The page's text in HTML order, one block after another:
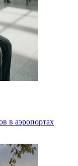
в аэропортах